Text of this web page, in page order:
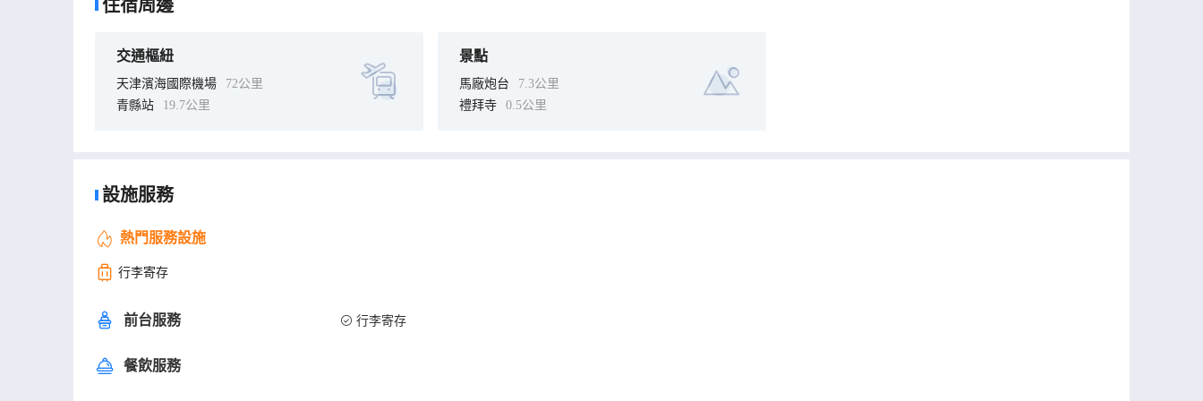
交通樞紐
天津濱海國際機場
72公里
青縣站
19.7公里
景點
馬廠炮台
7.3公里
禮拜寺
0.5公里
設施服務
熱門服務設施
行李寄存
前台服務 行李寄存
餐飲服務